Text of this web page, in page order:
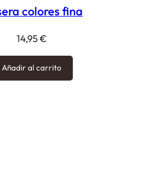
colores fina
14,95€
Añadir al carrito